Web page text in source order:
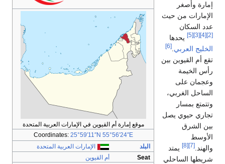
موقع إمارة أم القيوين في الإمارات العربية المتحدة
Coordinates: 25°59′11″N 55°56′24″E
البلد
الإمارات العربية المتحدة
Seat
أم القيوين
إمارة وأصغر
الإمارات من حيث
عدد السكان
[2]
[4]
[3]
[5]
يحدها
الخليج العربي [6]
تقع أم القيوين بين
رأس الخيمة
وعجمان على
الساحل الغربي،
وتتمتع بمسار
تجاري حيوي يصل
بين الشرق
الأوسط
والهند. [7]
[8]
يمتد
شريطها الساحلي